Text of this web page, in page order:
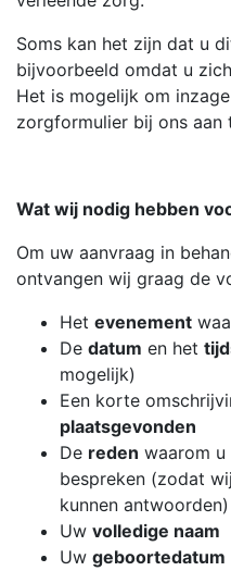
Soms kan het zijn dat u
bijvoorbeeld omdat u
Het is mogelijk om
zorgformulier bij ons aan
Wat wij nodig hebben
Om uw aanvraag in
ontvangen wij graag de
Het evenement
De datum en het
mogelijk)
Een korte
plaatsgevonden
De reden waarom
bespreken (zodat
kunnen antwoorden)
Uw volledige naam
Uw geboortedatum